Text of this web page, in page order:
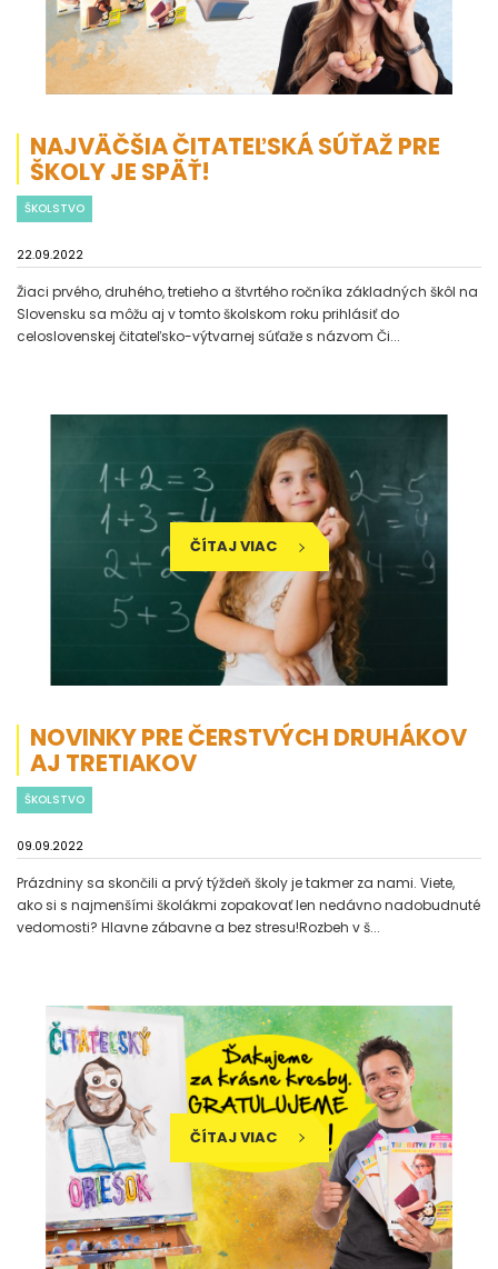
NAJVÄČŠIA ČITATEĽSKÁ SÚŤAŽ PRE
ŠKOLY JE SPÄŤ!
ŠKOLSTVO
22.09.2022
Žiaci prvého, druhého, tretieho a štvrtého ročníka základných škôl na
Slovensku sa môžu aj v tomto školskom roku prihlásiť do
celoslovenskej čitateľsko-výtvarnej súťaže s názvom Či...
ČÍTAJ VIAC
NOVINKY PRE ČERSTVÝCH DRUHÁKOV
AJ TRETIAKOV
ŠKOLSTVO
09.09.2022
Prázdniny sa skončili a prvý týždeň školy je takmer za nami. Viete,
ako si s najmenšími školákmi zopakovať len nedávno nadobudnuté
vedomosti? Hlavne zábavne a bez stresu!Rozbeh v š...
ČÍTAJ VIAC